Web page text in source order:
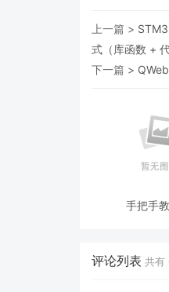
上一篇 >
式（库函数 + 代
下一篇 >
手把手
评论列表 共有